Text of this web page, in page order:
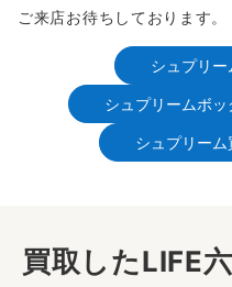
ご来店お待ちしております。
シュプリ
シュプリームボ
シュプリー
買取したLIFE